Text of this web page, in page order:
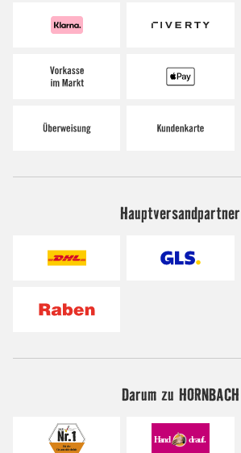
Hauptversandpartner
Darum zu HORNBACH